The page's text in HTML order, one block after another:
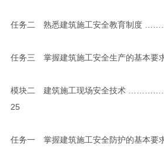
任务二 熟悉建筑施工安全教育制
任务三 掌握建筑施工安全生产的基
模块二 建筑施工现场安全技术
25
任务一 掌握建筑施工安全防护的基